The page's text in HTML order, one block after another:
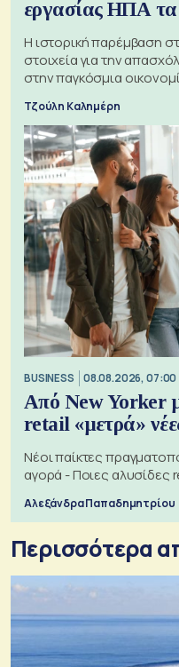
εργασίας ΗΠΑ τα
Η ιστορική παρέμβαση
στοιχεία για την
στην παγκόσμια
Τζούλη Καλημέρη
BUSINESS 08.08.2026, 07:00
Από New Yorker
retail «μετρά»
Νέοι παίκτες
αγορά - Ποιες αλυσίδες
Αλεξάνδρα Παπαδημητρίου
Περισσότερα